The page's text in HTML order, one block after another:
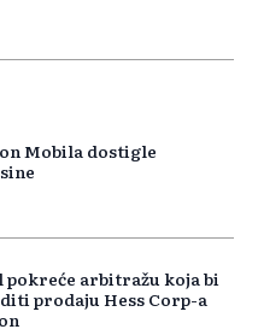
Mobila dostigle
pokreće arbitražu koja bi
prodaju Hess Corp-a